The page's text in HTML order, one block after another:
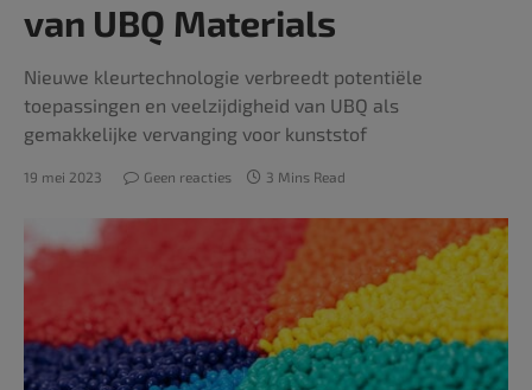
van UBQ Materials
Nieuwe kleurtechnologie verbreedt potentiële
toepassingen en veelzijdigheid van UBQ als
gemakkelijke vervanging voor kunststof
19 mei 2023 Geen reacties 3 Mins Read